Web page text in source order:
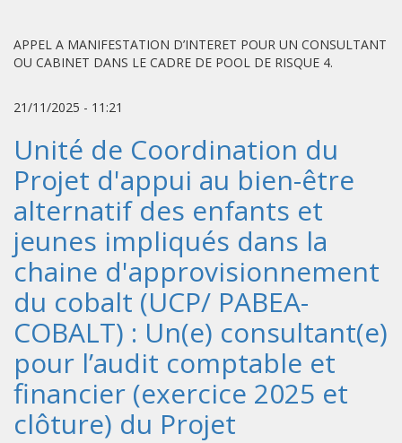
APPEL A MANIFESTATION D’INTERET POUR UN CONSULTANT
OU CABINET DANS LE CADRE DE POOL DE RISQUE 4.
21/11/2025 - 11:21
Unité de Coordination du
Projet d'appui au bien-être
alternatif des enfants et
jeunes impliqués dans la
chaine d'approvisionnement
du cobalt (UCP/ PABEA-
COBALT) : Un(e) consultant(e)
pour l’audit comptable et
financier (exercice 2025 et
clôture) du Projet